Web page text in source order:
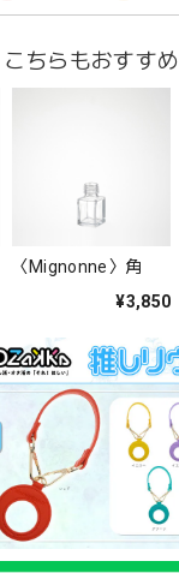
こちらもおすすめ
〈Mignonne〉角
¥3,850